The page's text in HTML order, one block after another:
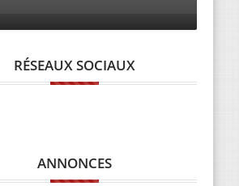
RÉSEAUX SOCIAUX
ANNONCES